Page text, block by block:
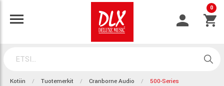
0
Kotiin Tuotemerkit Cranborne Audio 500-Series